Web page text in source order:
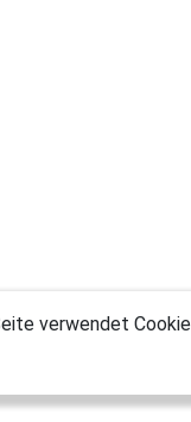
verwendet